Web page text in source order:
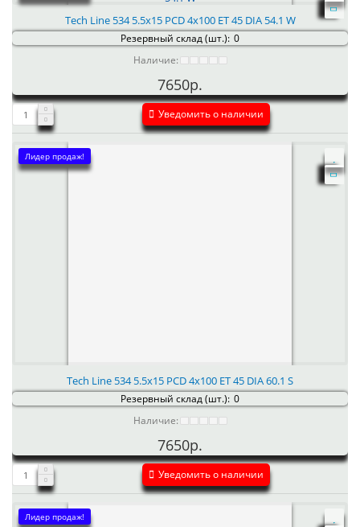
Tech Line 534 5.5x15 PCD 4x100 ET 45 DIA 54.1 W
Резервный склад (шт.): 0
Наличие:
7650р.
Уведомить о наличии
Лидер продаж!
Tech Line 534 5.5x15 PCD 4x100 ET 45 DIA 60.1 S
Резервный склад (шт.): 0
Наличие:
7650р.
Уведомить о наличии
Лидер продаж!